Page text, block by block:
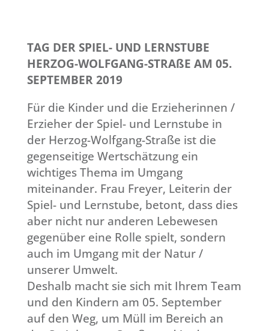
TAG DER SPIEL- UND LERNSTUBE
HERZOG-WOLFGANG-STRAßE AM 05.
SEPTEMBER 2019
Für die Kinder und die Erzieherinnen /
Erzieher der Spiel- und Lernstube in
der Herzog-Wolfgang-Straße ist die
gegenseitige Wertschätzung ein
wichtiges Thema im Umgang
miteinander. Frau Freyer, Leiterin der
Spiel- und Lernstube, betont, dass dies
aber nicht nur anderen Lebewesen
gegenüber eine Rolle spielt, sondern
auch im Umgang mit der Natur /
unserer Umwelt.
Deshalb macht sie sich mit Ihrem Team
und den Kindern am 05. September
auf den Weg, um Müll im Bereich an